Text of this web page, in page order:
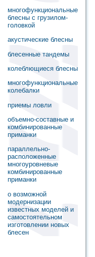
многофункциональные
блесны с грузилом-
головкой
акустические блесны
блесенные тандемы
колеблющиеся блесны
многофункциональные
колебалки
приемы ловли
объемно-составные и
комбинированные
приманки
параллельно-
расположенные
многоуровневые
комбинированные
приманки
о возможной
модернизации
известных моделей и
самостоятельном
изготовлении новых
блесен